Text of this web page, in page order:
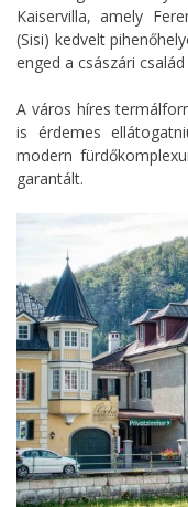
Kaiservilla, amely
(Sisi) kedvelt
enged a császári
A város híres
is érdemes
modern
garantált.